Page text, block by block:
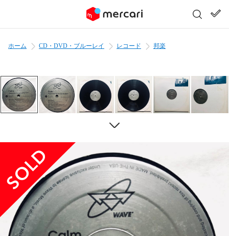
ホーム CD・DVD・ブルーレイ レコード 邦楽